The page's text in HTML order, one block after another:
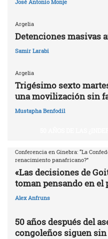
José Antonio Monje
Argelia
Detenciones masivas
Samir Larabi
Argelia
Trigésimo sexto
una movilización sin
Mustapha Benfodil
Conferencia en Ginebra: “La
renacimiento panafricano?”
«Las decisiones de
toman pensando en el
Alex Anfruns
50 años después del
congoleños siguen sin